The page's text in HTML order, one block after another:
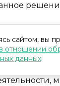
о брокере
сайтом, вы
отношении
данных.